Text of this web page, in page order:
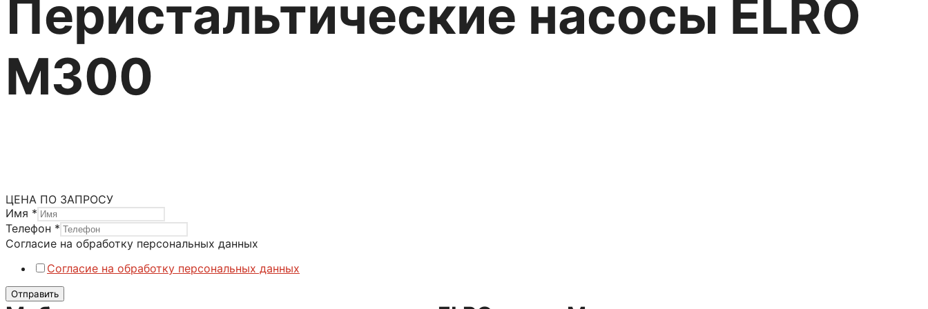
Перистальтические насосы ELRO
M300
ЦЕНА ПО ЗАПРОСУ
Имя *
Телефон *
персональных
Согласие
Согласие на обработку персональных данных
Согласие на обработку персональных данных
Отправить